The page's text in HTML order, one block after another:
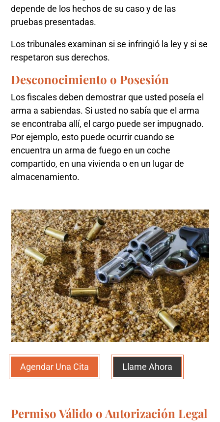
depende de los hechos de su caso y de las
pruebas presentadas.
Los tribunales examinan si se infringió la ley y si se
respetaron sus derechos.
Desconocimiento o Posesión
Los fiscales deben demostrar que usted poseía el
arma a sabiendas. Si usted no sabía que el arma
se encontraba allí, el cargo puede ser impugnado.
Por ejemplo, esto puede ocurrir cuando se
encuentra un arma de fuego en un coche
compartido, en una vivienda o en un lugar de
almacenamiento.
Agendar Una Cita Llame Ahora
Permiso Válido o Autorización Legal